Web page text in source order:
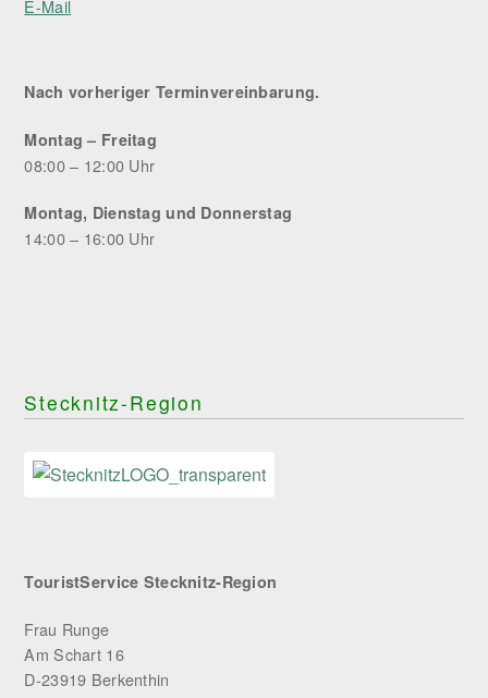
E-Mail
Nach vorheriger Terminvereinbarung.
Montag – Freitag
08:00 – 12:00 Uhr
Montag, Dienstag und Donnerstag
14:00 – 16:00 Uhr
Stecknitz-Region
TouristService Stecknitz-Region
Frau Runge
Am Schart 16
D-23919 Berkenthin